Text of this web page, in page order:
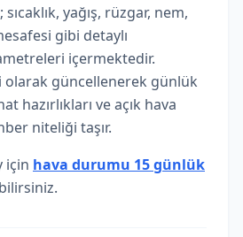
yağış, rüzgar, nem,
gibi detaylı
içermektedir.
olarak güncellenerek günlük
hazırlıkları ve açık hava
niteliği taşır.
için hava durumu 15 günlük